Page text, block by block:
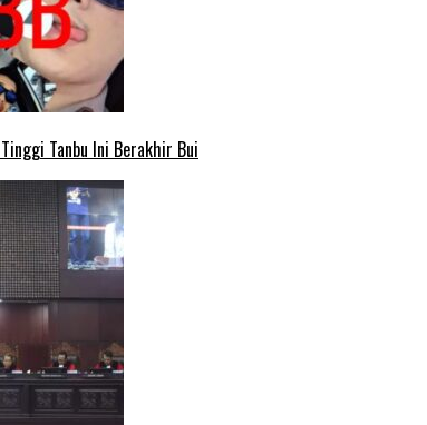
Tanbu Ini Berakhir Bui